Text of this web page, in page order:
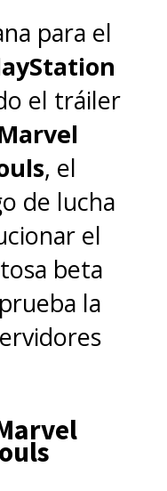
más
a
2023'. Yo
Empiezo
y termino
Cox,
por
decidido
algo
para el
el tráiler
, el
de lucha
el
beta
la